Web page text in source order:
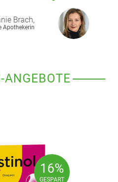
Brach,
Apothekerin
16%
GESPART
16%
GESPART